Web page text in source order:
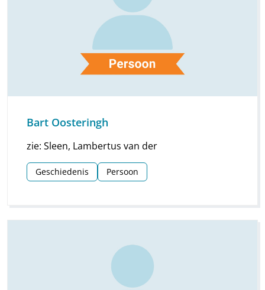
Bart Oosteringh
zie: Sleen, Lambertus van der
Geschiedenis Persoon